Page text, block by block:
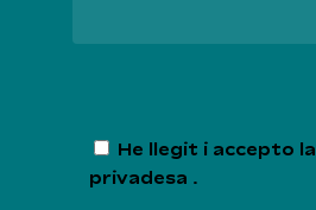
He llegit i accepto la
privadesa .